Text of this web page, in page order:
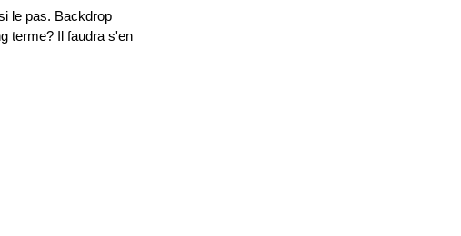
le pas. Backdrop
terme? Il faudra s'en